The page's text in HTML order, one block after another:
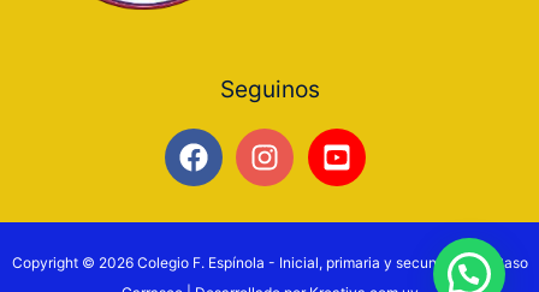
Seguinos
Copyright © 2026 Colegio F. Espínola - Inicial, primaria y secundaria en Paso